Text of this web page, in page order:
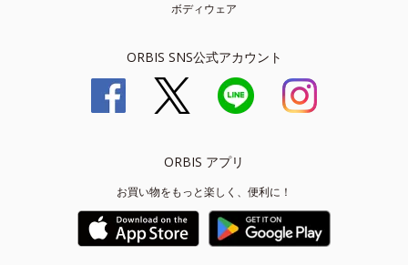
ボディウェア
ORBIS SNS公式アカウント
ORBIS アプリ
お買い物をもっと楽しく、便利に！